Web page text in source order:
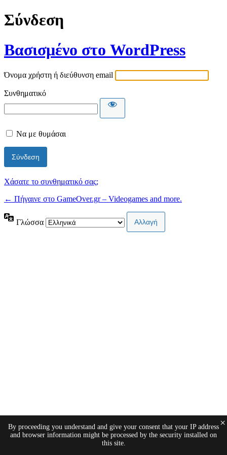
Σύνδεση
Βασισμένο στο WordPress
Όνομα χρήστη ή διεύθυνση email
Συνθηματικό
Να με θυμάσαι
Χάσατε το συνθηματικό σας;
← Πήγαινε στο GameOver.gr – Videogames and more.
Γλώσσα
By proceeding you understand and give your consent that your IP address
and browser information might be processed by the security installed on
this site.
×